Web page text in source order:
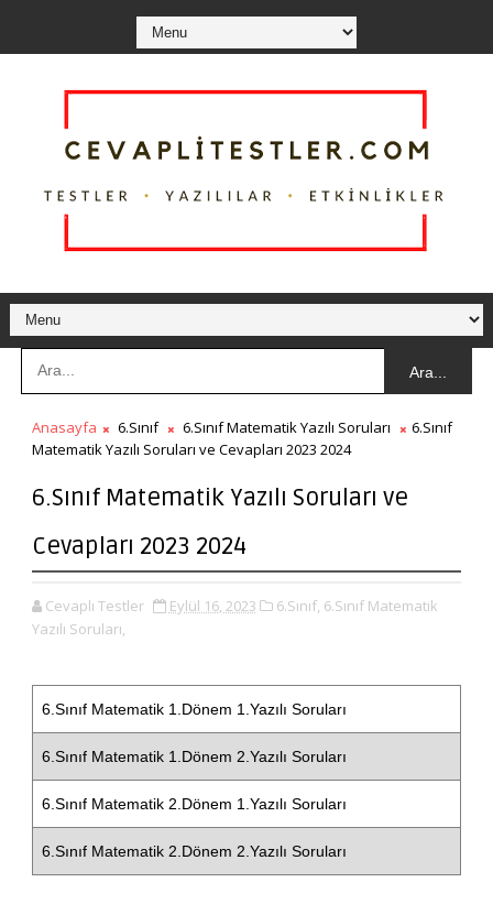
Ara...
Anasayfa 6.Sınıf 6.Sınıf Matematik Yazılı Soruları
6.Sınıf
Matematik Yazılı Soruları ve Cevapları 2023 2024
6.Sınıf Matematik Yazılı Soruları ve
Cevapları 2023 2024
Cevaplı Testler Eylül 16, 2023 6.Sınıf, 6.Sınıf Matematik
Yazılı Soruları,
6.Sınıf Matematik 1.Dönem 1.Yazılı Soruları
6.Sınıf Matematik 1.Dönem 2.Yazılı Soruları
6.Sınıf Matematik 2.Dönem 1.Yazılı Soruları
6.Sınıf Matematik 2.Dönem 2.Yazılı Soruları